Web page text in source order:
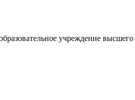
учреждение